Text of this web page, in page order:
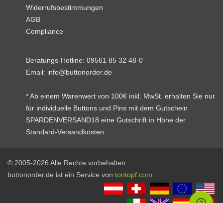
Widerrufsbestimmungen
AGB
Compliance
Beratungs-Hotline:09561 85 32 48-0
Email: info@buttonorder.de
* Ab einem Warenwert von 100€ inkl. MwSt. erhalten Sie nur
für individuelle Buttons und Pins mit dem Gutschein
SPARDENVERSAND18 eine Gutschrift in Höhe der
Standard-Versandkosten.
© 2005-2026 Alle Rechte vorbehalten.
buttonorder.de ist ein Service von tontopf.com